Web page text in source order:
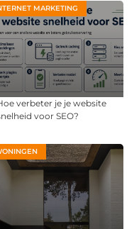
MARKETING
verbeter je je website
voor SEO?